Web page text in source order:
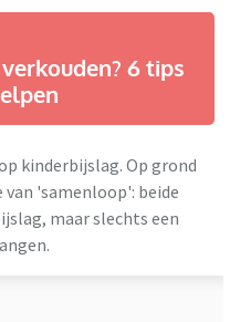
6 tips
kinderbijslag. Op grond
van 'samenloop': beide
maar slechts een